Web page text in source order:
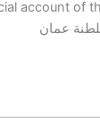
عمان